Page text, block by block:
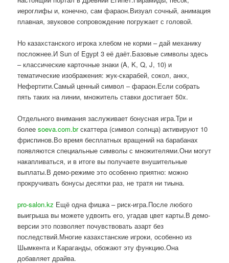
иероглифы и, конечно, сам фараон.Визуал сочный, анимация
плавная, звуковое сопровождение погружает с головой.
Но казахстанского игрока хлебом не корми – дай механику
посложнее.И Sun of Egypt 3 её даёт.Базовые символы здесь
– классические карточные знаки (A, K, Q, J, 10) и
тематические изображения: жук-скарабей, сокол, анкх,
Нефертити.Самый ценный символ – фараон.Если собрать
пять таких на линии, множитель ставки достигает 50x.
Отдельного внимания заслуживает бонусная игра.Три и
болееsoeva.com.brскаттера (символ солнца) активируют 10
фриспинов.Во время бесплатных вращений на барабанах
появляются специальные символы с множителями.Они могут
накапливаться, и в итоге вы получаете внушительные
выплаты.В демо-режиме это особенно приятно: можно
прокручивать бонусы десятки раз, не тратя ни тиына.
pro-salon.kz Ещё одна фишка – риск-игра.После любого
выигрыша вы можете удвоить его, угадав цвет карты.В демо-
версии это позволяет почувствовать азарт без
последствий.Многие казахстанские игроки, особенно из
Шымкента и Караганды, обожают эту функцию.Она
добавляет драйва.